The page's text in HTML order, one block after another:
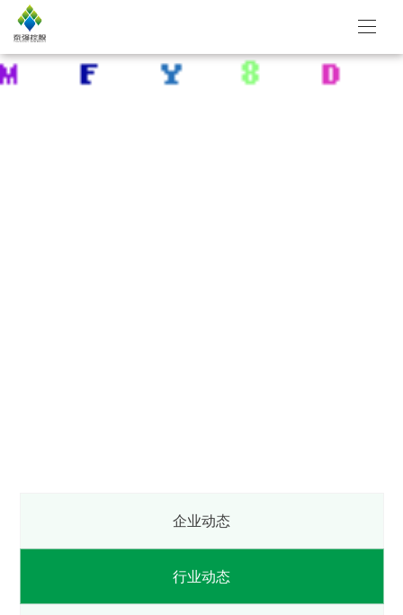
企业动态
行业动态